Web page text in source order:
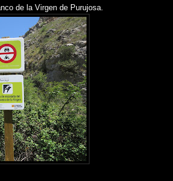
de la Virgen de Purujosa.